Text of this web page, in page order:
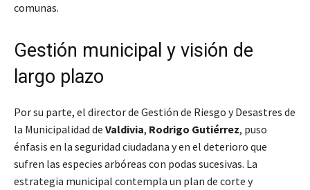
comunas.
Gestión municipal y visión de
largo plazo
Por su parte, el director de Gestión de Riesgo y Desastres de
la Municipalidad de Valdivia, Rodrigo Gutiérrez, puso
énfasis en la seguridad ciudadana y en el deterioro que
sufren las especies arbóreas con podas sucesivas. La
estrategia municipal contempla un plan de corte y